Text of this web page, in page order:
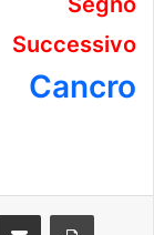
Successivo
Cancro